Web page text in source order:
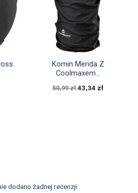
Szybki podgląd
Komin Merida Z
Coolmaxem...
50,99 zł 43,34 zł
dodano żadnej recenzji.